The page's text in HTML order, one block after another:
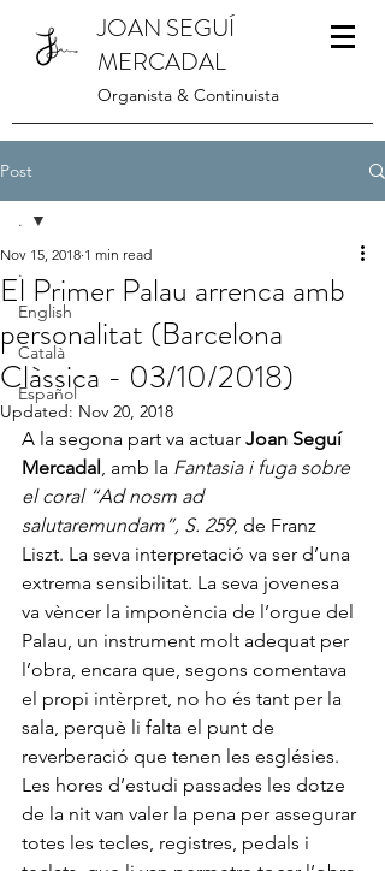
JOAN SEGUÍ
MERCADAL
Organista & Continuista
Post
.
English
Català
Español
.
El Primer Palau arrenca amb
personalitat (Barcelona
Clàssica - 03/10/2018)
Nov 15, 2018 1 min read
Updated: Nov 20, 2018
A la segona part va actuar Joan Seguí
Mercadal, amb la Fantasia i fuga sobre
el coral “Ad nosm ad
salutaremundam”, S. 259, de Franz
Liszt. La seva interpretació va ser d’una
extrema sensibilitat. La seva jovenesa
va vèncer la imponència de l’orgue del
Palau, un instrument molt adequat per
l’obra, encara que, segons comentava
el propi intèrpret, no ho és tant per la
sala, perquè li falta el punt de
reverberació que tenen les esglésies.
Les hores d’estudi passades les dotze
de la nit van valer la pena per assegurar
totes les tecles, registres, pedals i